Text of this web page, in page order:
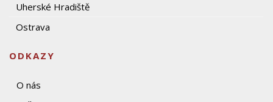
Uherské Hradiště
Ostrava
ODKAZY
O nás